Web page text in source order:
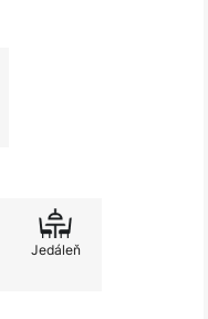
Jedáleň